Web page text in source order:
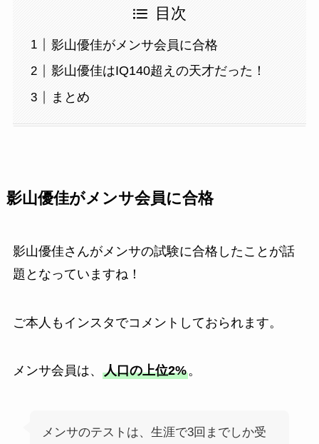
目次
影山優佳がメンサ会員に合格
影山優佳はIQ140超えの天才だった！
まとめ
影山優佳がメンサ会員に合格
影山優佳さんがメンサの試験に合格したことが話
題となっていますね！
ご本人もインスタでコメントしておられます。
メンサ会員は、 人口の上位2%。
メンサのテストは、生涯で3回までしか受